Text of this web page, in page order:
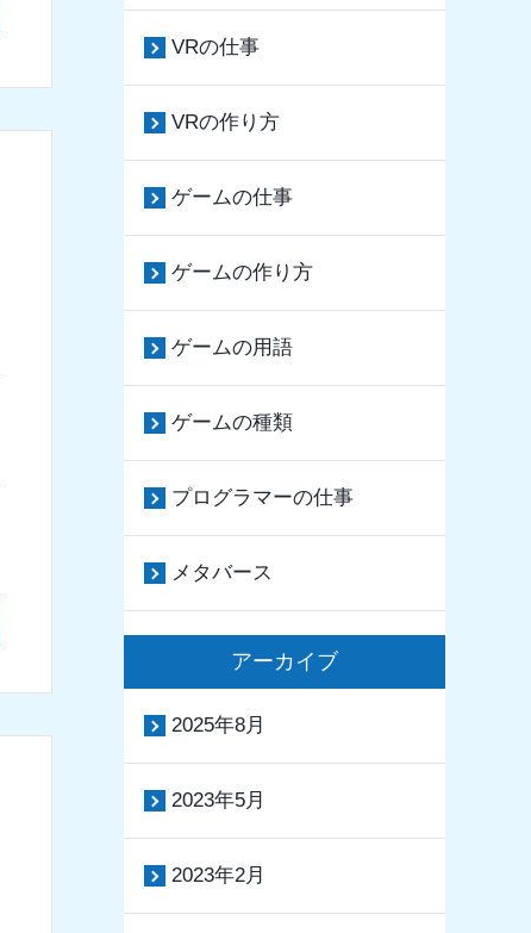
VRの仕事
VRの作り方
ゲームの仕事
ゲームの作り方
ゲームの用語
ゲームの種類
プログラマーの仕事
メタバース
アーカイブ
2025年8月
2023年5月
2023年2月